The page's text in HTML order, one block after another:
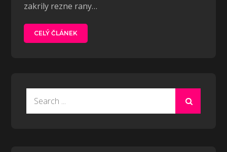
zakrily rezne rany…
CELÝ ČLÁNEK